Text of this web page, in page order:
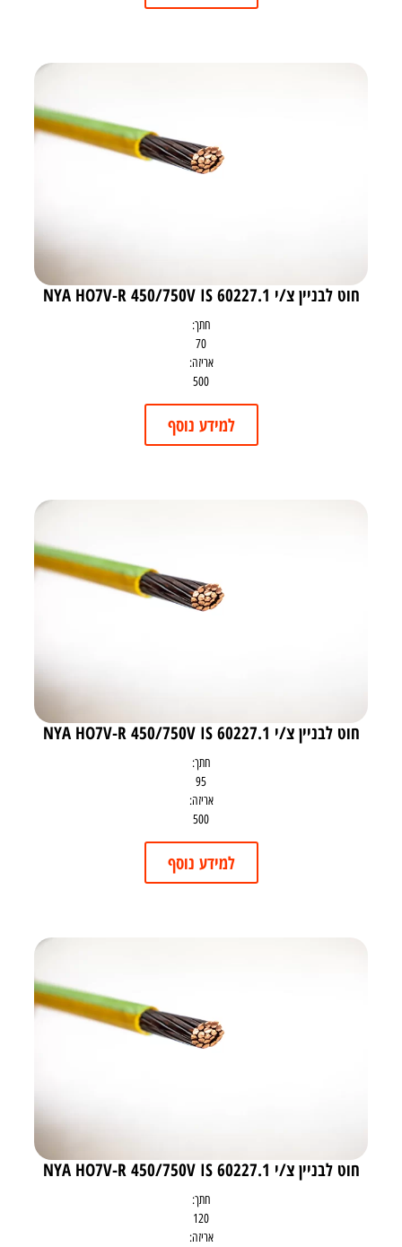
חוט לבניין צ/י NYA HO7V-R 450/750V IS 60227.1
חתך:
70
אריזה:
500
למידע נוסף
חוט לבניין צ/י NYA HO7V-R 450/750V IS 60227.1
חתך:
95
אריזה:
500
למידע נוסף
חוט לבניין צ/י NYA HO7V-R 450/750V IS 60227.1
חתך:
120
אריזה: